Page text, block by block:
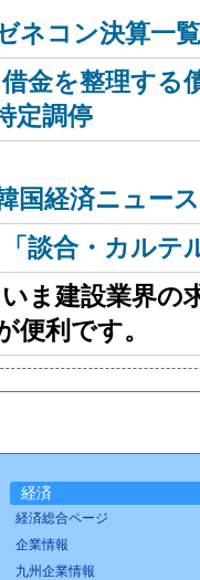
ネコン決算一
借金を整理する
定調停
国経済ニュー
「談合・カル
いま建設業界の
便利です。
経済
経済総合ページ
企業情報
九州企業情報